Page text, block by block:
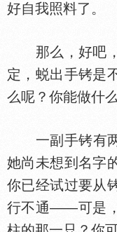
好自我照料了。
那么，好吧，
定，蜕出手铐是
么呢？你能做什
一副手铐有两
她尚未想到名字
你已经试过要从
行不通——可是